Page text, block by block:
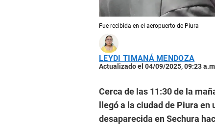
Fue recibida en el aeropuerto de Piura
LEYDI TIMANÁ MENDOZA
Actualizado el 04/09/2025, 09:23
Cerca de las 11:30 de la
llegó a la ciudad de Piura
desaparecida en Sechura